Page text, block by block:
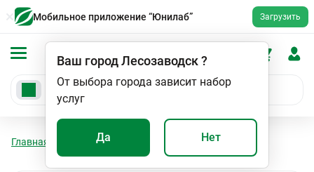
Мобильное приложение “Юнилаб” Загрузить
Ваш городЛесозаводск?
От выбора города зависит набор
услуг
Да Нет
Главная Анализы Питание